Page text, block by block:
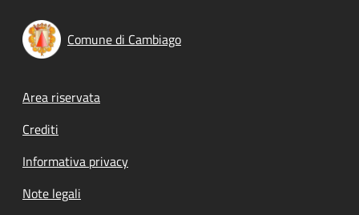
Comune di Cambiago
Footer menu
Area riservata
Crediti
Informativa privacy
Note legali